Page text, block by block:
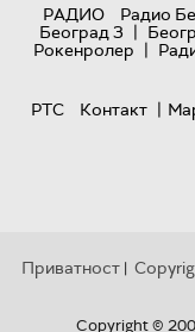
РАДИО
Радио
Београд 3 |
Рокенролер |
РТС
Контакт |
Приватност |
Copyright ©